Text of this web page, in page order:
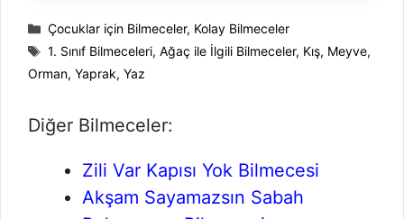
Kategoriler
Çocuklar için Bilmeceler, Kolay Bilmeceler
Etiketler
1. Sınıf Bilmeceleri,Ağaç ile İlgili Bilmeceler, Kış, Meyve,
Orman, Yaprak, Yaz
Diğer Bilmeceler:
Zili Var Kapısı Yok Bilmecesi
Akşam Sayamazsın Sabah